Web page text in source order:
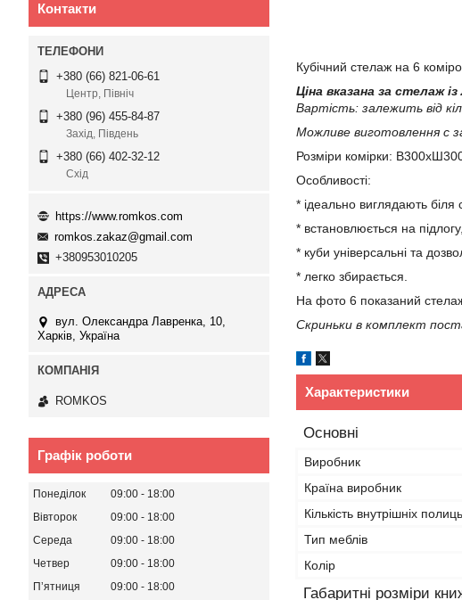
Кубічний стелаж на 6
Ціна вказана за стелаж
Вартість: залежить від
Можливе виготовлення с
Розміри комірки:
Особливості:
* ідеально виглядають
* встановлюється на підлогу,
* куби універсальні та
* легко збирається.
На фото 6 показаний
Скриньки в комплект
Характеристики
Основні
Виробник
Країна виробник
Кількість внутрішніх полиць
Тип меблів
Колір
Габаритні розміри
Контакти
+380 (66) 821-06-61
Центр, Північ
+380 (96) 455-84-87
Захід, Південь
+380 (66) 402-32-12
Схід
https://www.romkos.com
romkos.zakaz@gmail.com
+380953010205
вул. Олександра Лавренка, 10,
Харків, Україна
ROMKOS
Графік роботи
Понеділок 09:00
18:00
Вівторок
09:00
18:00
Середа
09:00
18:00
Четвер
09:00
18:00
Пʼятниця
09:00
18:00